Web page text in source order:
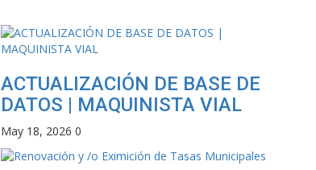
ACTUALIZACIÓN DE BASE DE
DATOS | MAQUINISTA VIAL
May 18, 2026 0